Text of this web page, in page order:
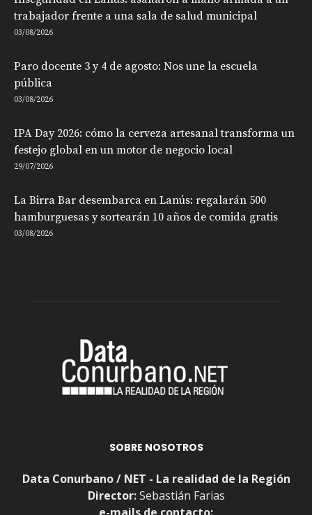
trabajador frente a una sala de salud municipal
03/08/2026
Paro docente 3 y 4 de agosto: Nos une la escuela
pública
03/08/2026
IPA Day 2026: cómo la cerveza artesanal transforma un
festejo global en un motor de negocio local
29/07/2026
La Birra Bar desembarca en Lanús: regalarán 500
hamburguesas y sortearán 10 años de comida gratis
03/08/2026
SOBRE NOSOTROS
Data Conurbano / NET - La realidad de la Región
Director:Sebastián Farias